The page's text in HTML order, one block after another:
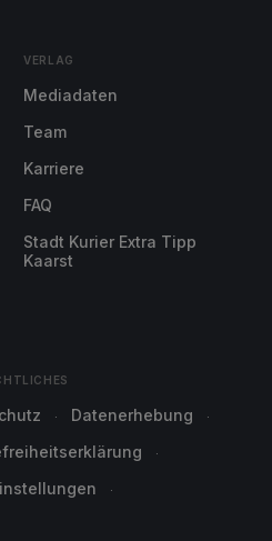
VERLAG
Mediadaten
Team
Karriere
FAQ
Stadt Kurier Extra Tipp
Kaarst
Datenerhebung